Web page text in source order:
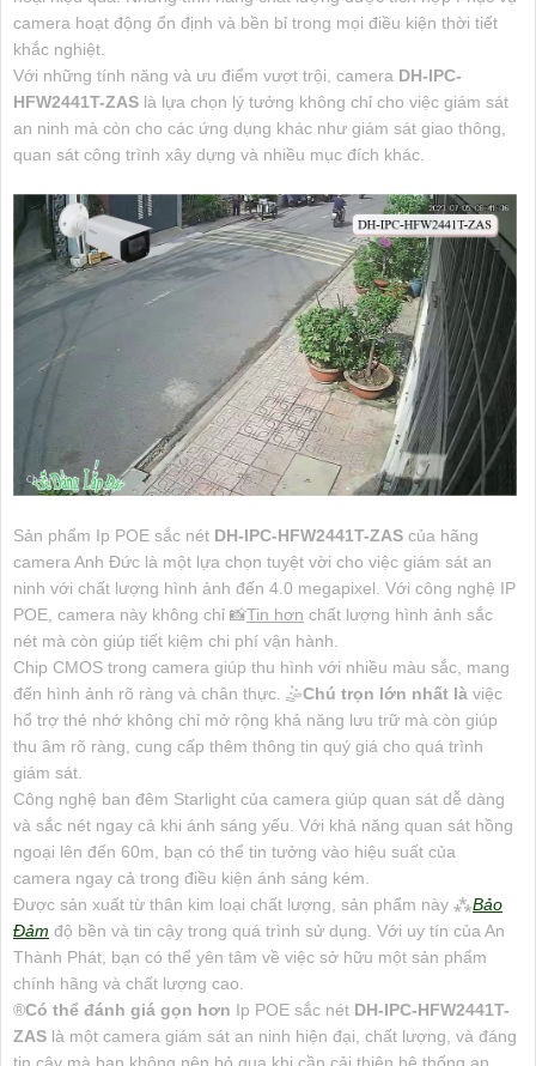
camera hoạt động ổn định và bền bỉ trong mọi điều kiện thời tiết
khắc nghiệt.
Với những tính năng và ưu điểm vượt trội, camera DH-IPC-
HFW2441T-ZAS là lựa chọn lý tưởng không chỉ cho việc giám sát
an ninh mà còn cho các ứng dụng khác như giám sát giao thông,
quan sát công trình xây dựng và nhiều mục đích khác.
Sản phẩm Ip POE sắc nét DH-IPC-HFW2441T-ZAS của hãng
camera Anh Đức là một lựa chọn tuyệt vời cho việc giám sát an
ninh với chất lượng hình ảnh đến 4.0 megapixel. Với công nghệ IP
POE, camera này không chỉ 📸Tin hơn chất lượng hình ảnh sắc
nét mà còn giúp tiết kiệm chi phí vận hành.
Chip CMOS trong camera giúp thu hình với nhiều màu sắc, mang
đến hình ảnh rõ ràng và chân thực. 🤹Chú trọn lớn nhất là việc
hổ trợ thẻ nhớ không chỉ mở rộng khả năng lưu trữ mà còn giúp
thu âm rõ ràng, cung cấp thêm thông tin quý giá cho quá trình
giám sát.
Công nghệ ban đêm Starlight của camera giúp quan sát dễ dàng
và sắc nét ngay cả khi ánh sáng yếu. Với khả năng quan sát hồng
ngoại lên đến 60m, bạn có thể tin tưởng vào hiệu suất của
camera ngay cả trong điều kiện ánh sáng kém.
Được sản xuất từ thân kim loại chất lượng, sản phẩm này ⁂Bảo
Đảm độ bền và tin cậy trong quá trình sử dụng. Với uy tín của An
Thành Phát, bạn có thể yên tâm về việc sở hữu một sản phẩm
chính hãng và chất lượng cao.
®️Có thể đánh giá gọn hơn Ip POE sắc nét DH-IPC-HFW2441T-
ZAS là một camera giám sát an ninh hiện đại, chất lượng, và đáng